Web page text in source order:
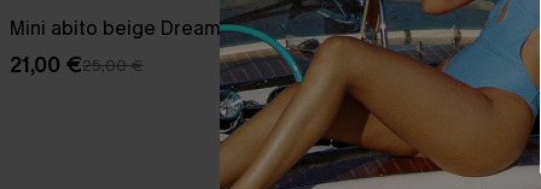
Mini abito beige Dreamy Tides
21,00 €25,00 €
Abito
polsini da
28,00 €35,00